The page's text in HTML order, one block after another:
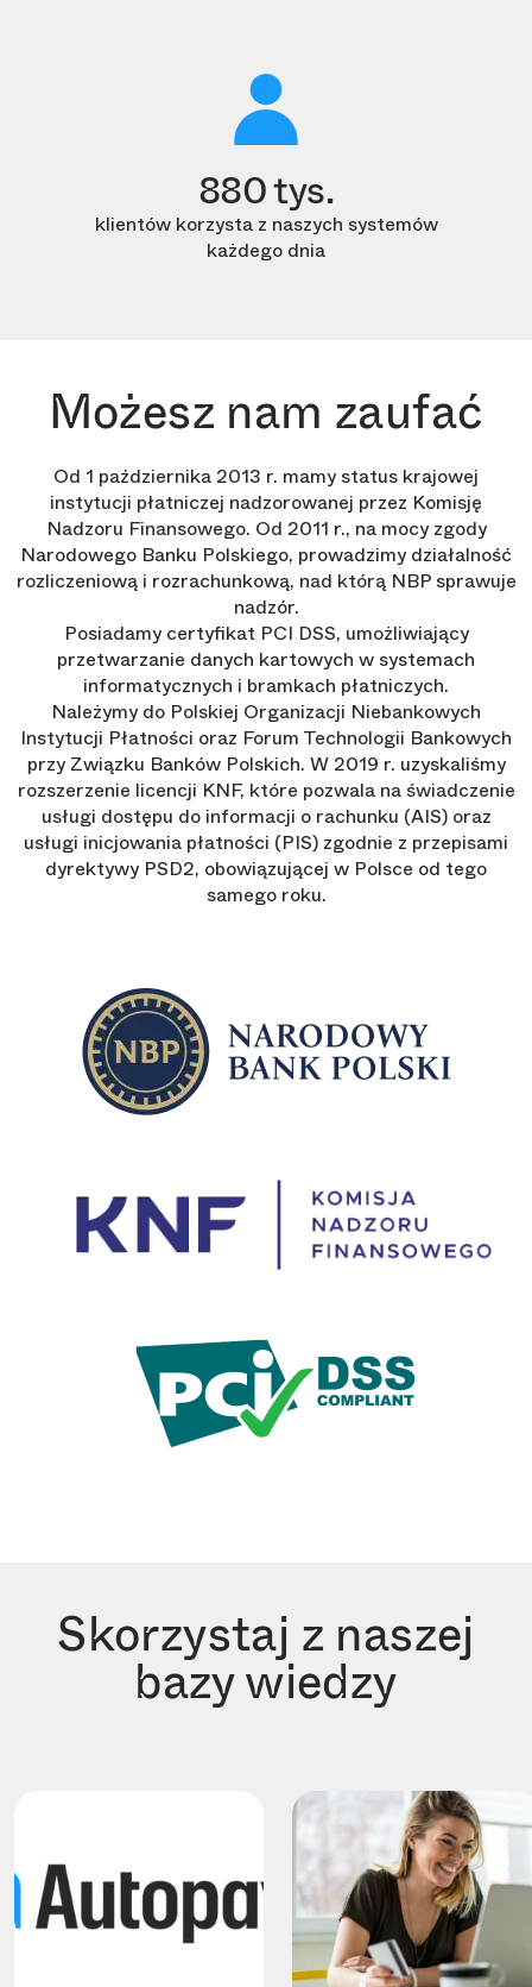
880 tys.
klientów korzysta z naszych systemów
każdego dnia
Możesz nam zaufać
Od 1 października 2013 r. mamy status krajowej
instytucji płatniczej nadzorowanej przez Komisję
Nadzoru Finansowego. Od 2011 r., na mocy zgody
Narodowego Banku Polskiego, prowadzimy działalność
rozliczeniową i rozrachunkową, nad którą NBP sprawuje
nadzór.
Posiadamy certyfikat PCI DSS, umożliwiający
przetwarzanie danych kartowych w systemach
informatycznych i bramkach płatniczych.
Należymy do Polskiej Organizacji Niebankowych
Instytucji Płatności oraz Forum Technologii Bankowych
przy Związku Banków Polskich. W 2019 r. uzyskaliśmy
rozszerzenie licencji KNF, które pozwala na świadczenie
usługi dostępu do informacji o rachunku (AIS) oraz
usługi inicjowania płatności (PIS) zgodnie z przepisami
dyrektywy PSD2, obowiązującej w Polsce od tego
samego roku.
Skorzystaj z naszej
bazy wiedzy